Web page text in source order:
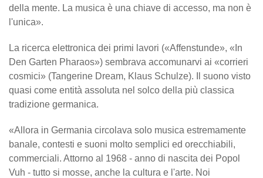
della mente. La musica è una chiave di accesso, ma non è
l'unica».
La ricerca elettronica dei primi lavori («Affenstunde», «In
Den Garten Pharaos») sembrava accomunarvi ai «corrieri
cosmici» (Tangerine Dream, Klaus Schulze). Il suono visto
quasi come entità assoluta nel solco della più classica
tradizione germanica.
«Allora in Germania circolava solo musica estremamente
banale, contesti e suoni molto semplici ed orecchiabili,
commerciali. Attorno al 1968 - anno di nascita dei Popol
Vuh - tutto si mosse, anche la cultura e l'arte. Noi